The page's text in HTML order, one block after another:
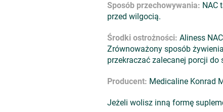
Sposób przechowywania: NAC
przed wilgocią.
Środki ostrożności: Aliness
Zrównoważony sposób
przekraczać zalecanej porcji do
Producent: Medicaline Konrad
Jeżeli wolisz inną formę